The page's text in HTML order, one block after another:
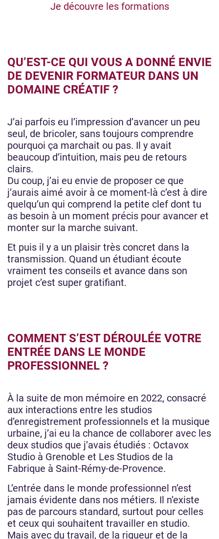
Je découvre les formations
QU’EST-CE QUI VOUS A DONNÉ ENVIE
DE DEVENIR FORMATEUR DANS UN
DOMAINE CRÉATIF ?
J’ai parfois eu l’impression d’avancer un peu
seul, de bricoler, sans toujours comprendre
pourquoi ça marchait ou pas. Il y avait
beaucoup d’intuition, mais peu de retours
clairs.
Du coup, j’ai eu envie de proposer ce que
j’aurais aimé avoir à ce moment-là c’est à dire
quelqu’un qui comprend la petite clef dont tu
as besoin à un moment précis pour avancer et
monter sur la marche suivant.
Et puis il y a un plaisir très concret dans la
transmission. Quand un étudiant écoute
vraiment tes conseils et avance dans son
projet c’est super gratifiant.
COMMENT S’EST DÉROULÉE VOTRE
ENTRÉE DANS LE MONDE
PROFESSIONNEL ?
À la suite de mon mémoire en 2022, consacré
aux interactions entre les studios
d’enregistrement professionnels et la musique
urbaine, j’ai eu la chance de collaborer avec les
deux studios que j’avais étudiés : Octavox
Studio à Grenoble et Les Studios de la
Fabrique à Saint-Rémy-de-Provence.
L’entrée dans le monde professionnel n’est
jamais évidente dans nos métiers. Il n’existe
pas de parcours standard, surtout pour celles
et ceux qui souhaitent travailler en studio.
Mais avec du travail, de la rigueur et de la